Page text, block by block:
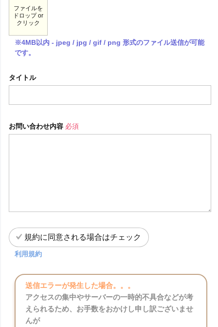
ファイルを
ドロップ or
クリック
※4MB以内 - jpeg / jpg / gif / png 形式のファイル送信が可能
です。
タイトル
お問い合わせ内容 必須
規約に同意される場合はチェック
利用規約
送信エラーが発生した場合。。。
アクセスの集中やサーバーの一時的不具合などが考
えられるため、お手数をおかけし申し訳ございませ
んが